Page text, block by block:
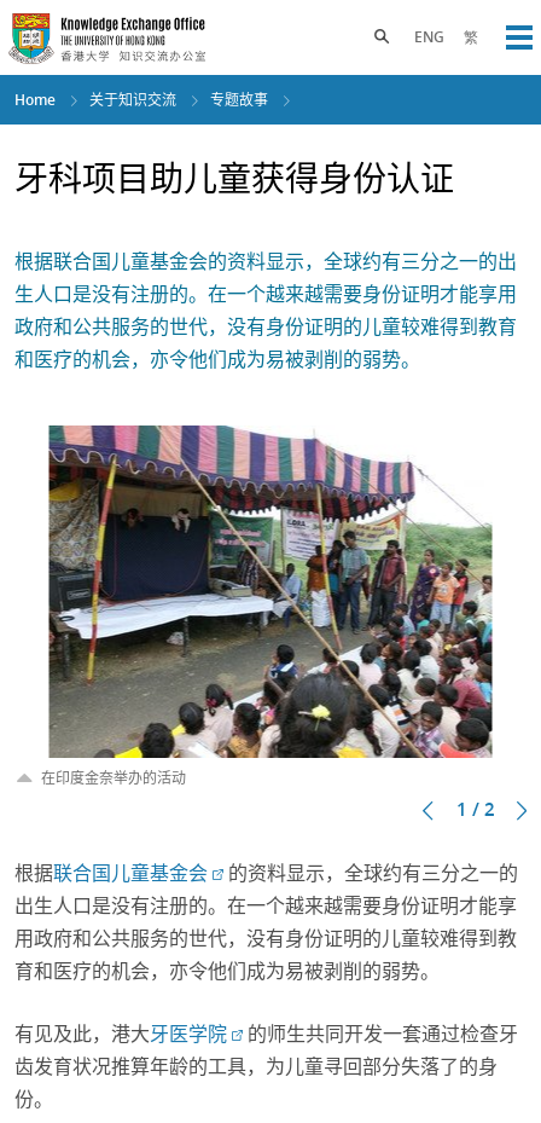
Skip
to
main
content
ENG 繁
Toggle search panel
Home 关于知识交流 专题故事
牙科项目助儿童获得身份认证
根据联合国儿童基金会的资料显示，全球约有三分之一的出
生人口是没有注册的。在一个越来越需要身份证明才能享用
政府和公共服务的世代，没有身份证明的儿童较难得到教育
和医疗的机会，亦令他们成为易被剥削的弱势。
在印度金奈举办的活动
1 / 2
根据联合国儿童基金会
的资料显示，全球约有三分之一的
出生人口是没有注册的。在一个越来越需要身份证明才能享
用政府和公共服务的世代，没有身份证明的儿童较难得到教
育和医疗的机会，亦令他们成为易被剥削的弱势。
有见及此，港大牙医学院
的师生共同开发一套通过检查牙
齿发育状况推算年龄的工具，为儿童寻回部分失落了的身
份。